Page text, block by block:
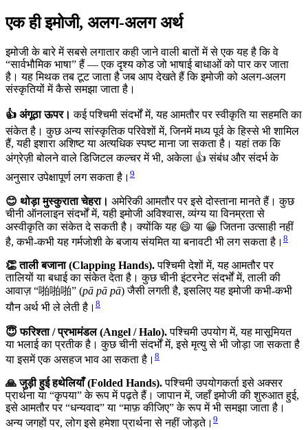
एक ही इमोजी, अलग-अलग अर्थ
इमोजी के बारे में सबसे लगातार कही जाने वाली बातों में से एक यह है कि वे
“सार्वभौमिक भाषा” हैं — एक दृश्य कोड जो भाषाई बाधाओं को पार कर जाता
है। यह मिथक तब टूट जाता है जब आप देखते हैं कि इमोजी को अलग-अलग
संस्कृतियों में कैसे समझा जाता है।
👍 अंगूठा ऊपर। कई पश्चिमी संदर्भों में, यह आमतौर पर स्वीकृति या सहमति का
संकेत है। कुछ अन्य सांस्कृतिक परिवेशों में, जिनमें मध्य पूर्व के हिस्से भी शामिल
हैं, यही इशारा अशिष्ट या अत्यधिक स्पष्ट माना जा सकता है। यहां तक कि
अंग्रेज़ी बोलने वाले डिजिटल कल्चर में भी, अकेला 👍 संबंध और संदर्भ के
अनुसार उपेक्षापूर्ण लग सकता है। 9
😊 थोड़ा मुस्कुराता चेहरा। अमेरिकी आमतौर पर इसे दोस्ताना मानते हैं। कुछ
चीनी ऑनलाइन संदर्भों में, यही इमोजी अविश्वास, व्यंग्य या विनम्रता से
अस्वीकृति का संकेत दे सकती है। क्योंकि यह 😄 या 😁 जितना उत्साही नहीं
है, कभी-कभी यह गर्मजोशी के बजाय संयमित या बनावटी भी लग सकता है। 8
👏 ताली बजाना (Clapping Hands).पश्चिमी देशों में, यह आमतौर पर
तालियों या बधाई का संकेत देता है। कुछ चीनी इंटरनेट संदर्भों में, ताली की
आवाज़ “啪啪啪” (pā pā pā) जैसी लगती है, इसलिए यह इमोजी कभी-कभी
यौन अर्थ भी ले लेती है। 8
😇 फरिश्ता / प्रभामंडल (Angel / Halo).पश्चिमी उपयोग में, यह मासूमियत
या भलाई का प्रतीक है। कुछ चीनी संदर्भों में, इसे मृत्यु से भी जोड़ा जा सकता है
या इसमें एक असहज भाव आ सकता है। 8
🙏 जुड़ी हुई हथेलियाँ (Folded Hands).पश्चिमी उपयोगकर्ता इसे अक्सर
प्रार्थना या “कृपया” के रूप में पढ़ते हैं। जापान में, जहाँ इमोजी की शुरुआत हुई,
इसे आमतौर पर “धन्यवाद” या “माफ़ कीजिए” के रूप में भी समझा जाता है।
अन्य जगहों पर, लोग इसे हमेशा प्रार्थना से नहीं जोड़ते। 9